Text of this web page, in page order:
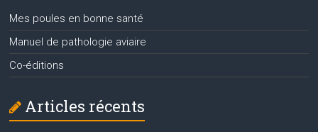
Mes poules en bonne santé
Manuel de pathologie aviaire
Co-éditions
Articles récents